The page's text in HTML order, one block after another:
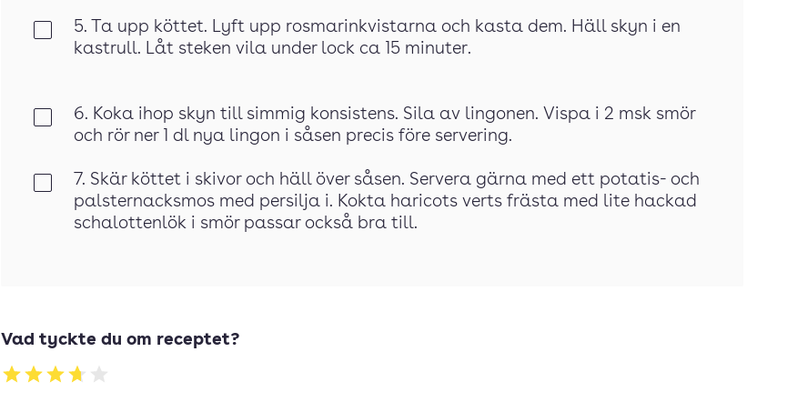
5. Ta upp köttet. Lyft upp rosmarinkvistarna och kasta dem. Häll skyn i en
kastrull. Låt steken vila under lock ca 15 minuter.
6. Koka ihop skyn till simmig konsistens. Sila av lingonen. Vispa i 2 msk smör
och rör ner 1 dl nya lingon i såsen precis före servering.
7. Skär köttet i skivor och häll över såsen. Servera gärna med ett potatis- och
palsternacksmos med persilja i. Kokta haricots verts frästa med lite hackad
schalottenlök i smör passar också bra till.
Vad tyckte du om receptet?